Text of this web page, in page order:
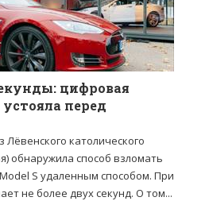
цифровая
перед
Лёвенского католического
обнаружила способ взломать
S удаленным способом. При
не более двух секунд. О том...